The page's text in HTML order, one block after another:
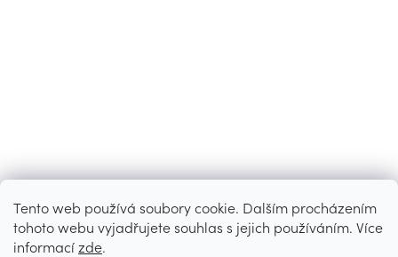
Tento web používá soubory cookie. Dalším procházením
tohoto webu vyjadřujete souhlas s jejich používáním. Více
informacízde.